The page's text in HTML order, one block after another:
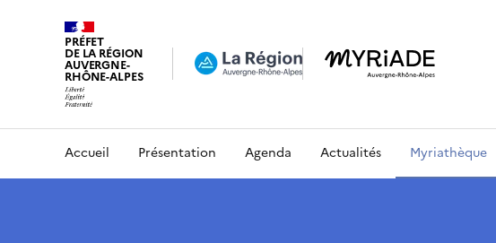
PRÉFET
DE LA RÉGION
AUVERGNE-
RHÔNE-ALPES
Accueil Présentation Agenda Actualités Myriathèque